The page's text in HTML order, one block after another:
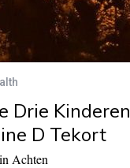
Drie Kinderen
D Tekort
Achten